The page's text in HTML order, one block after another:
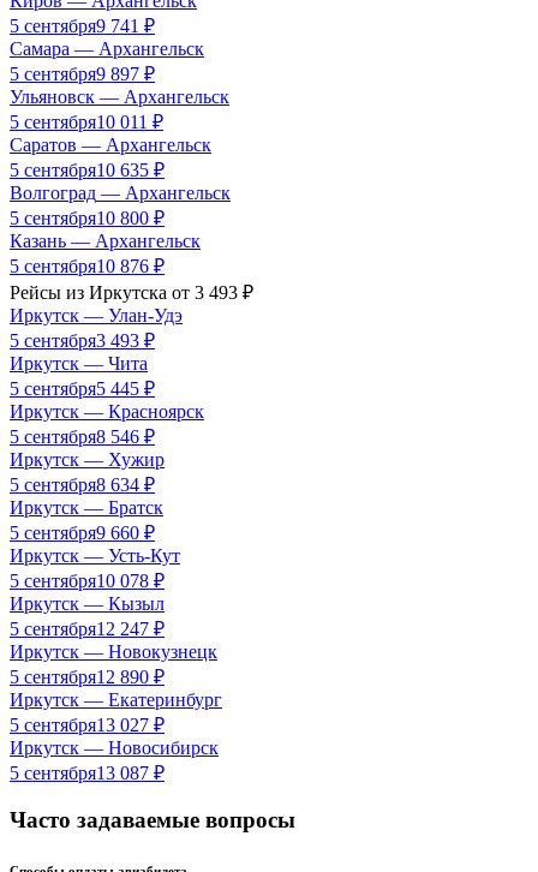
5 сентября9 741 ₽
Самара — Архангельск
5 сентября9 897 ₽
Ульяновск — Архангельск
5 сентября10 011 ₽
Саратов — Архангельск
5 сентября10 635 ₽
Волгоград — Архангельск
5 сентября10 800 ₽
Казань — Архангельск
5 сентября10 876 ₽
Рейсы из Иркутска от 3 493 ₽
Иркутск — Улан-Удэ
5 сентября3 493 ₽
Иркутск — Чита
5 сентября5 445 ₽
Иркутск — Красноярск
5 сентября8 546 ₽
Иркутск — Хужир
5 сентября8 634 ₽
Иркутск — Братск
5 сентября9 660 ₽
Иркутск — Усть-Кут
5 сентября10 078 ₽
Иркутск — Кызыл
5 сентября12 247 ₽
Иркутск — Новокузнецк
5 сентября12 890 ₽
Иркутск — Екатеринбург
5 сентября13 027 ₽
Иркутск — Новосибирск
5 сентября13 087 ₽
Часто задаваемые вопросы